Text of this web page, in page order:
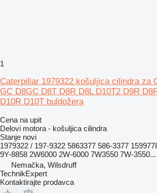
1
Caterpillar 1979322 košuljica cilindra za
GC D8GC D8T D8R D8L D10T2 D9R
D10R D10T buldožera
Cena na upit
Delovi motora - košuljica cilindra
Stanje novi
1979322 / 197-9322 5863377 586-3377
9Y-8858 2W6000 2W-6000 7W3550 7W-3550...
Nemačka, Wilsdruff
TechnikExpert
Kontaktirajte prodavca